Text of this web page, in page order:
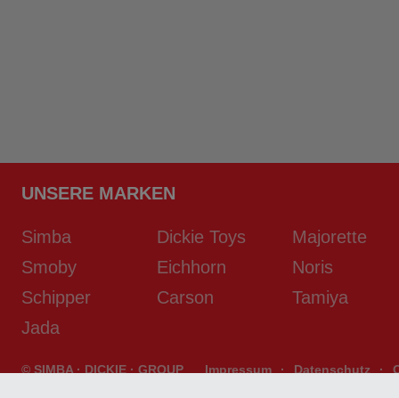
UNSERE MARKEN
Simba Dickie Toys
Majorette
Smoby
Eichhorn
Noris
Schipper
Carson
Tamiya
Jada
© SIMBA · DICKIE · GROUP Impressum · Datenschutz ·